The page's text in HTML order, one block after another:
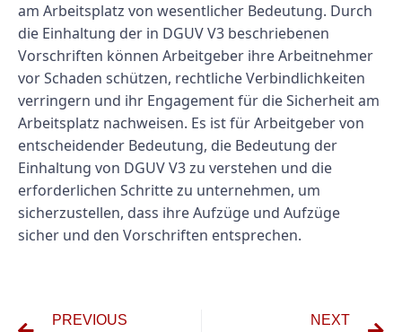
am Arbeitsplatz von wesentlicher Bedeutung. Durch
die Einhaltung der in DGUV V3 beschriebenen
Vorschriften können Arbeitgeber ihre Arbeitnehmer
vor Schaden schützen, rechtliche Verbindlichkeiten
verringern und ihr Engagement für die Sicherheit am
Arbeitsplatz nachweisen. Es ist für Arbeitgeber von
entscheidender Bedeutung, die Bedeutung der
Einhaltung von DGUV V3 zu verstehen und die
erforderlichen Schritte zu unternehmen, um
sicherzustellen, dass ihre Aufzüge und Aufzüge
sicher und den Vorschriften entsprechen.
PREVIOUS NEXT